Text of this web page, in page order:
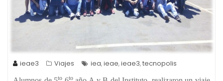
ieae3 Viajes iea, ieae, ieae3,tecnopolis
to to